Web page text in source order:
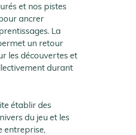
et nos pistes
ancrer
La
un retour
les découvertes et
durant
établir des
du jeu et les
entreprise,